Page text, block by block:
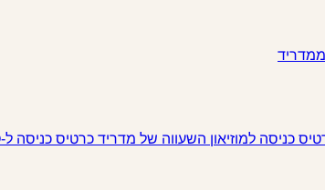
ממדריד
כניסה למוזיאון השעווה של מדריד כרטיס כניסה ל-IKONO מדריד